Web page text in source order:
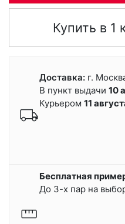
Купить в 1
Доставка: г.
В пункт выдачи 10
Курьером 11
Бесплатная
До 3-х пар на